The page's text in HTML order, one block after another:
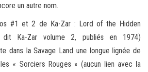
un autre nom.
#1 et 2 de Ka-Zar : Lord of the Hidden
dit Ka-Zar volume 2, publiés en 1974)
dans la Savage Land une longue lignée de
« Sorciers Rouges » (aucun lien avec la